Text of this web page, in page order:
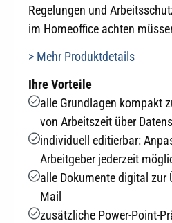
Regelungen und
im Homeoffice achten
> Mehr Produktdetails
Ihre Vorteile
alle Grundlagen kompakt
von Arbeitszeit über
individuell editierbar:
Arbeitgeber jederzeit
alle Dokumente digital zur
Mail
zusätzliche Power-Point-